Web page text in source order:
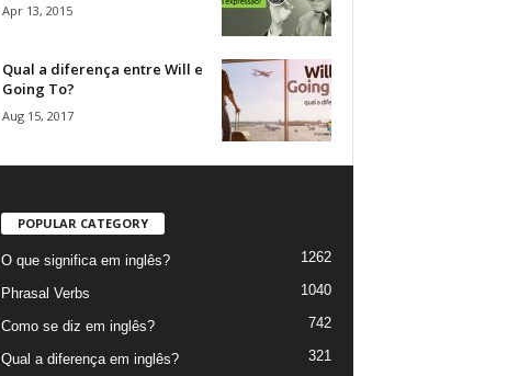
Apr 13, 2015
Qual a diferença entre Will e
Going To?
Aug 15, 2017
POPULAR CATEGORY
O que significa em inglês? 1262
Phrasal Verbs 1040
Como se diz em inglês? 742
Qual a diferença em inglês? 321